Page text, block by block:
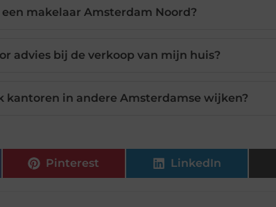
een makelaar Amsterdam Noord?
advies bij de verkoop van mijn huis?
kantoren in andere Amsterdamse wijken?
Pinterest LinkedIn